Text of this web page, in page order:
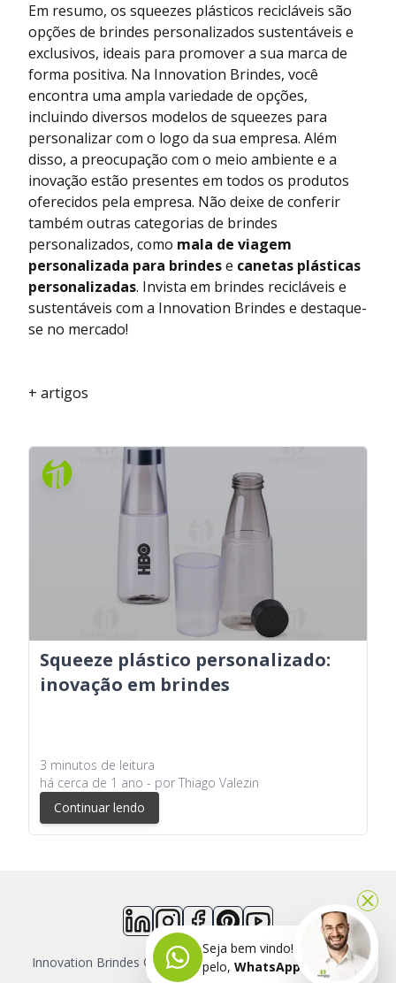
Em resumo, os squeezes plásticos recicláveis são
opções de brindes personalizados sustentáveis e
exclusivos, ideais para promover a sua marca de
forma positiva. Na Innovation Brindes, você
encontra uma ampla variedade de opções,
incluindo diversos modelos de squeezes para
personalizar com o logo da sua empresa. Além
disso, a preocupação com o meio ambiente e a
inovação estão presentes em todos os produtos
oferecidos pela empresa. Não deixe de conferir
também outras categorias de brindes
personalizados, como mala de viagem
personalizada para brindese canetas plásticas
personalizadas. Invista em brindes recicláveis e
sustentáveis com a Innovation Brindes e destaque-
se no mercado!
+ artigos
Squeeze plástico personalizado:
inovação em brindes
3 minutos de leitura
há cerca de 1 ano - por Thiago Valezin
Continuar lendo
Innovation Brindes © 2026- Todos os direitos reservados
Seja bem vindo! Fala comigo
pelo, WhatsApp agora.